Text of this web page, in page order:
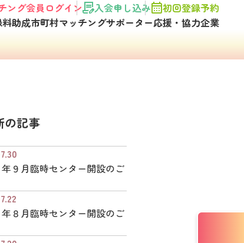
ング会員ログイン 入会申し込み
初回登録予約
助成市町村マッチングサポーター応援・協力企業
の記事
９月臨時センター開設のご
８月臨時センター開設のご